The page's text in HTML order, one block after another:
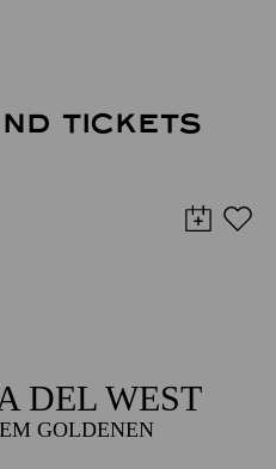
TICKETS
DEL WEST
GOLDENEN